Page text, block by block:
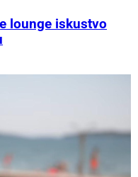
lounge iskustvo